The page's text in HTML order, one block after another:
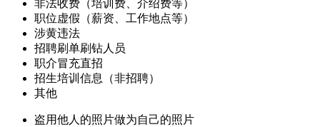
非法收费（培训费、介绍费等）
职位虚假（薪资、工作地点等）
涉黄违法
招聘刷单刷钻人员
职介冒充直招
招生培训信息（非招聘）
其他
盗用他人的照片做为自己的照片